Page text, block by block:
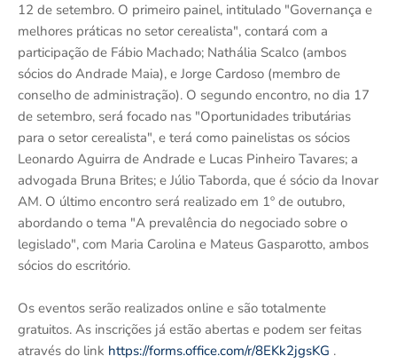
12 de setembro. O primeiro painel, intitulado "Governança e
melhores práticas no setor cerealista", contará com a
participação de Fábio Machado; Nathália Scalco (ambos
sócios do Andrade Maia), e Jorge Cardoso (membro de
conselho de administração). O segundo encontro, no dia 17
de setembro, será focado nas "Oportunidades tributárias
para o setor cerealista", e terá como painelistas os sócios
Leonardo Aguirra de Andrade e Lucas Pinheiro Tavares; a
advogada Bruna Brites; e Júlio Taborda, que é sócio da Inovar
AM. O último encontro será realizado em 1º de outubro,
abordando o tema "A prevalência do negociado sobre o
legislado", com Maria Carolina e Mateus Gasparotto, ambos
sócios do escritório.
Os eventos serão realizados online e são totalmente
gratuitos. As inscrições já estão abertas e podem ser feitas
através do link https://forms.office.com/r/8EKk2jgsKG .